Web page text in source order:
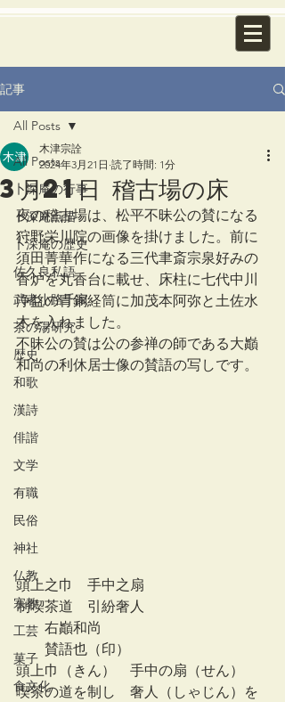
記事
All Posts
卜深庵の行事
卜深庵点描
卜深庵の歴史
佐久良私語
武者小路千家
茶の湯研究
歴史
和歌
漢詩
俳諧
文学
有職
民俗
神社
仏教
宗教
工芸
菓子
食文化
All Posts
3月21日 稽古場の床
木津宗詮
2024年3月21日 読了時間: 1分
夜の稽古場は、松平不昧公の賛になる
狩野栄川院の画像を掛けました。前に
須田菁華作になる三代聿斎宗泉好みの
香炉を丸香台に載せ、床柱に七代中川
浄益の青銅経筒に加茂本阿弥と土佐水
木を入れました。
不昧公の賛は公の参禅の師である大巓
和尚の利休居士像の賛語の写しです。
頭上之巾　手中之扇
制喫茶道　引紛奢人
右巓和尚
賛語也（印）
頭上巾（きん）　手中の扇（せん）
喫茶の道を制し　奢人（しゃじん）を